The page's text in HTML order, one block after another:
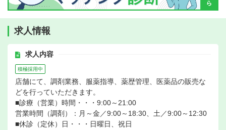
求人情報
求人内容
積極採用中
店舗にて、調剤業務、服薬指導、薬歴管理、医薬品の販売な
どを行っていただきます。
■診療（営業）時間・・・9:00～21:00
営業時間（調剤）：月～金／9:00～18:30、土／9:00～12:30
■休診（定休）日・・・日曜日、祝日